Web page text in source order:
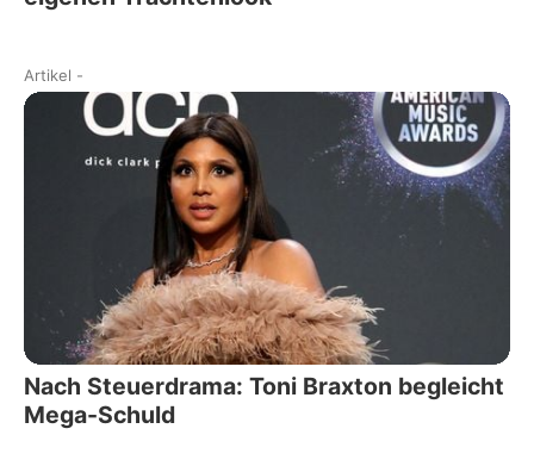
Artikel -
Nach Steuerdrama: Toni Braxton begleicht
Mega-Schuld